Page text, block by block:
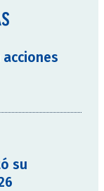
acciones
su